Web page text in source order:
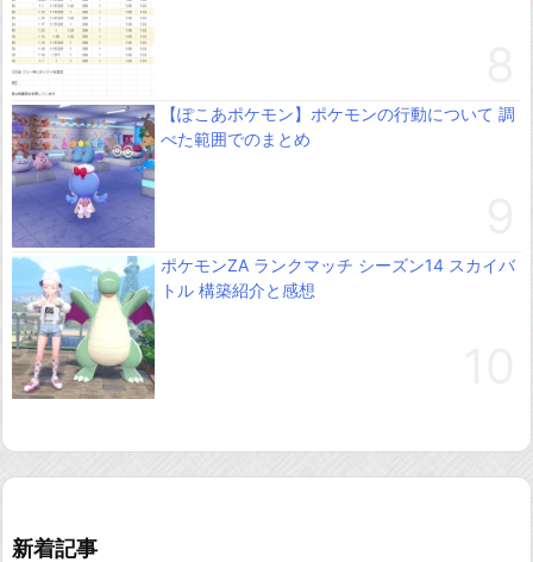
【ぽこあポケモン】ポケモンの行動について 調
べた範囲でのまとめ
ポケモンZA ランクマッチ シーズン14 スカイバ
トル 構築紹介と感想
新着記事